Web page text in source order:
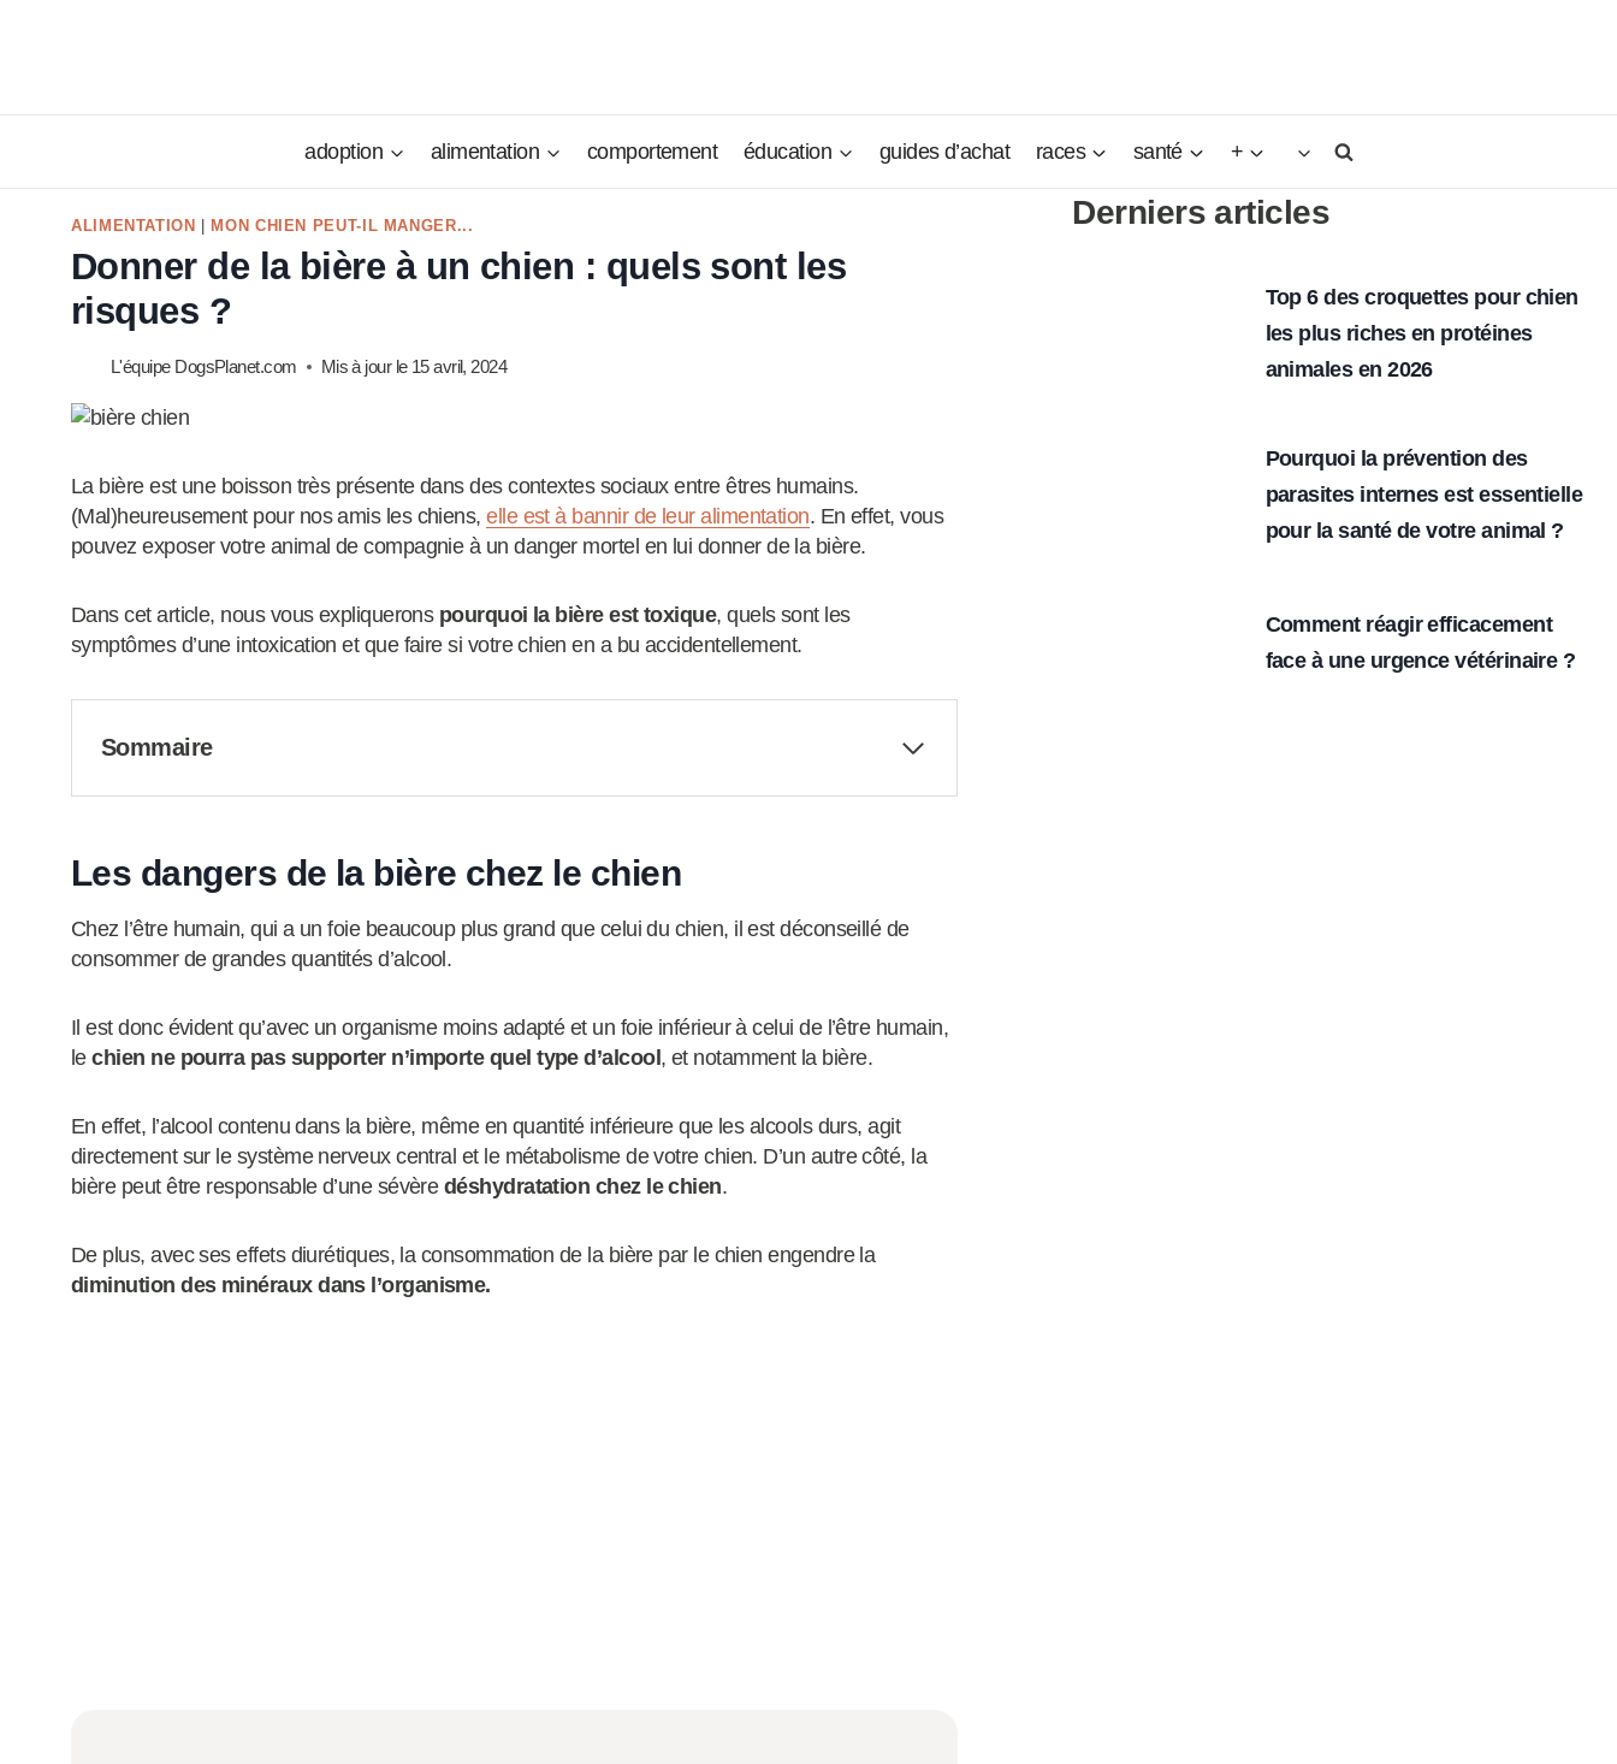
adoption alimentation comportement éducation guides d’achat races santé +
ALIMENTATION MON CHIEN PEUT-IL MANGER...
Donner de la bière à un chien : quels sont les
risques ?
L'équipe DogsPlanet.com Mis à jour le 15 avril, 2024
La bière est une boisson très présente dans des contextes sociaux entre êtres humains.
(Mal)heureusement pour nos amis les chiens,elle est à bannir de leur alimentation. En effet, vous
pouvez exposer votre animal de compagnie à un danger mortel en lui donner de la bière.
Dans cet article, nous vous expliquerons pourquoi la bière est toxique, quels sont les
symptômes d’une intoxication et que faire si votre chien en a bu accidentellement.
Sommaire
Les dangers de la bière chez le chien
Chez l’être humain, qui a un foie beaucoup plus grand que celui du chien, il est déconseillé de
consommer de grandes quantités d’alcool.
Il est donc évident qu’avec un organisme moins adapté et un foie inférieur à celui de l’être humain,
lechien ne pourra pas supporter n’importe quel type d’alcool , et notamment la bière.
En effet, l’alcool contenu dans la bière, même en quantité inférieure que les alcools durs, agit
directement sur le système nerveux central et le métabolisme de votre chien. D’un autre côté, la
bière peut être responsable d’une sévère déshydratation chez le chien.
De plus, avec ses effets diurétiques, la consommation de la bière par le chien engendre la
diminution des minéraux dans l’organisme.
Derniers articles
Top 6 des croquettes pour chien
les plus riches en protéines
animales en 2026
Pourquoi la prévention des
parasites internes est essentielle
pour la santé de votre animal ?
Comment réagir efficacement
face à une urgence vétérinaire ?